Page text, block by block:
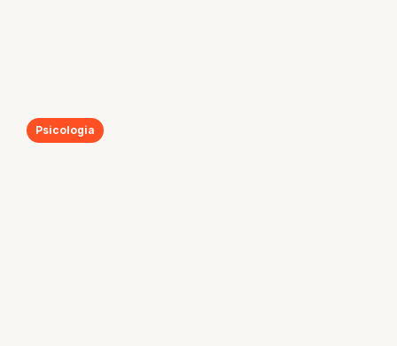
Psicologia